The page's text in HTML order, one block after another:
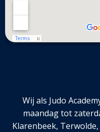
Wij als Judo
maandag tot
Klarenbeek,